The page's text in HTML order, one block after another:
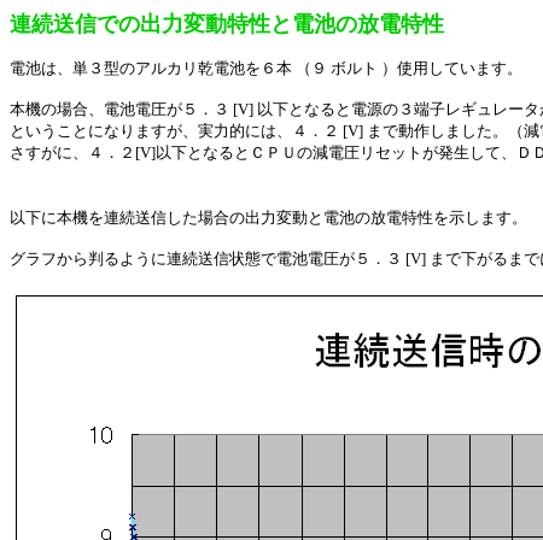
連続送信での出力変動特性と電池の放電特性
電池は、単３型のアルカリ乾電池を６本 （９ ボルト ）使用しています。
本機の場合、電池電圧が５．３ [V] 以下となると電源の３端子レギュレー
ということになりますが、実力的には、４．２ [V] まで動作しました。（
さすがに、４．２[V]以下となるとＣＰＵの減電圧リセットが発生して、Ｄ
以下に本機を連続送信した場合の出力変動と電池の放電特性を示します。
グラフから判るように連続送信状態で電池電圧が５．３ [V] まで下がるま